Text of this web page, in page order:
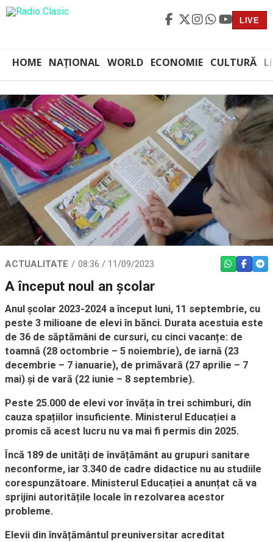
LIVE
HOME NAȚIONAL WORLD ECONOMIE CULTURĂ
ACTUALITATE 08:36 / 11/09/2023 WHATSAPP
A început noul an școlar
Anul școlar 2023-2024 a început luni, 11 septembrie, cu
peste 3 milioane de elevi în bănci. Durata acestuia este
de 36 de săptămâni de cursuri, cu cinci vacanțe: de
toamnă (28 octombrie – 5 noiembrie), de iarnă (23
decembrie – 7 ianuarie), de primăvară (27 aprilie – 7
mai) și de vară (22 iunie – 8 septembrie).
Peste 25.000 de elevi vor învăța în trei schimburi, din
cauza spațiilor insuficiente. Ministerul Educației a
promis că acest lucru nu va mai fi permis din 2025.
Încă 189 de unități de învățământ au grupuri sanitare
neconforme, iar 3.340 de cadre didactice nu au studiile
corespunzătoare. Ministerul Educației a anunțat că va
sprijini autoritățile locale în rezolvarea acestor
probleme.
Elevii din învățământul preuniversitar acreditat